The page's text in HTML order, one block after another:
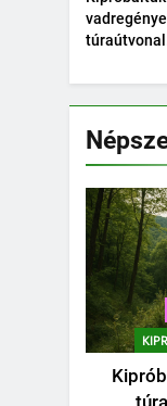
túraútvonal
közelében,
amihez
autó.